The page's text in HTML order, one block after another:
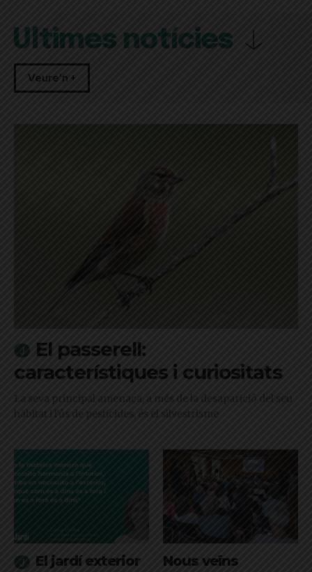
Últimes notícies
Veure'n +
El passerell:
característiques i curiositats
La seva principal amenaça, a més de la desaparició del seu
hàbitat i l'ús de pesticides, és el silvestrisme
El jardí exterior
Nous veïns